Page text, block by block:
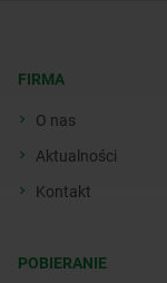
FIRMA
O nas
Aktualności
Kontakt
POBIERANIE